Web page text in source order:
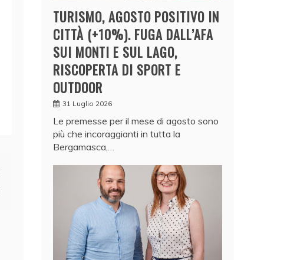
TURISMO, AGOSTO POSITIVO IN
CITTÀ (+10%). FUGA DALL’AFA
SUI MONTI E SUL LAGO,
RISCOPERTA DI SPORT E
OUTDOOR
31 Luglio 2026
Le premesse per il mese di agosto sono
più che incoraggianti in tutta la
Bergamasca,…